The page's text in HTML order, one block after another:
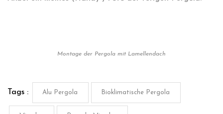
Montage der Pergola mit Lamellendach
Tags : Alu Pergola Bioklimatische Pergola